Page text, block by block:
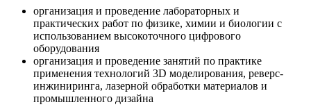
организация и проведение лабораторных и
практических работ по физике, химии и биологии с
использованием высокоточного цифрового
оборудования
организация и проведение занятий по практике
применения технологий 3D моделирования, реверс-
инжиниринга, лазерной обработки материалов и
промышленного дизайна